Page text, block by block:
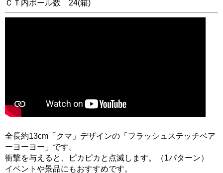
ＣＴ内ボール数 24(箱)
全長約13cm「クマ」デザインの「フラッシュステッチベア
ーヨーヨー」です。
衝撃を与えると、ピカピカと点滅します。（1パターン）
イベントや景品にもおすすめです。